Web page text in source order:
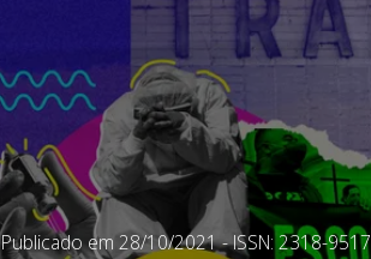
Publicado em 28/10/2021- ISSN: 2318-9517